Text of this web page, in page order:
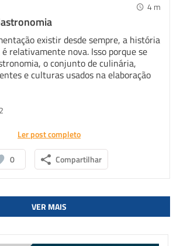
4m
existir desde sempre, a história
relativamente nova. Isso porque se
o conjunto de culinária,
e culturas usados na elaboração
0 Compartilhar
Ler post completo
VER MAIS